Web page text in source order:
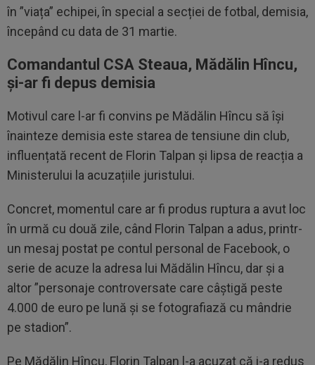
în ”viața” echipei, în special a secției de fotbal, demisia,
începând cu data de 31 martie.
Comandantul CSA Steaua, Mădălin Hîncu,
și-ar fi depus demisia
Motivul care l-ar fi convins pe Mădălin Hîncu să își
înainteze demisia este starea de tensiune din club,
influențată recent de Florin Talpan și lipsa de reacția a
Ministerului la acuzațiile juristului.
Concret, momentul care ar fi produs ruptura a avut loc
în urmă cu două zile, când Florin Talpan a adus, printr-
un mesaj postat pe contul personal de Facebook, o
serie de acuze la adresa lui Mădălin Hîncu, dar și a
altor ”personaje controversate care câștigă peste
4.000 de euro pe lună și se fotografiază cu mândrie
pe stadion”.
Pe Mădălin Hîncu, Florin Talpan l-a acuzat că i-a redus